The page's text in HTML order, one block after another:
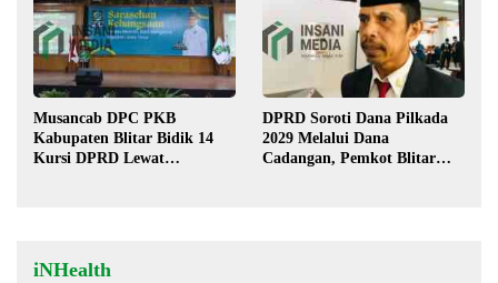
Musancab DPC PKB
Kabupaten Blitar Bidik 14
Kursi DPRD Lewat
DPRD Soroti Dana Pilkada
2029 Melalui Dana
Cadangan, Pemkot Blitar
iNHealth